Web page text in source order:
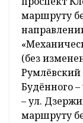
маршруту
(без
Румлёвский
Будённого
– ул.
маршруту